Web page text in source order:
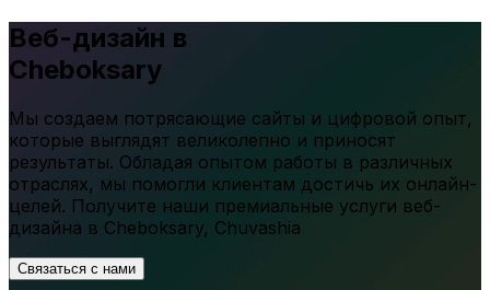
Веб-дизайн в
Cheboksary
Мы создаем потрясающие сайты и цифровой опыт,
которые выглядят великолепно и приносят
результаты. Обладая опытом работы в различных
отраслях, мы помогли клиентам достичь их онлайн-
целей. Получите наши премиальные услуги веб-
дизайна в Cheboksary, Chuvashia
Связаться с нами